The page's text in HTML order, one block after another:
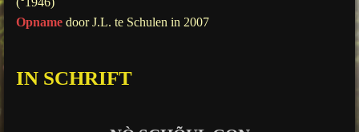
Opname door J.L. te Schulen in 2007
IN SCHRIFT